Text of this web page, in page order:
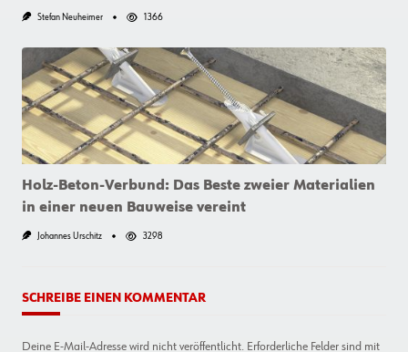
Stefan Neuheimer 1366
Holz-Beton-Verbund: Das Beste zweier Materialien
in einer neuen Bauweise vereint
Johannes Urschitz 3298
SCHREIBE EINEN KOMMENTAR
Deine E-Mail-Adresse wird nicht veröffentlicht. Erforderliche Felder sind mit